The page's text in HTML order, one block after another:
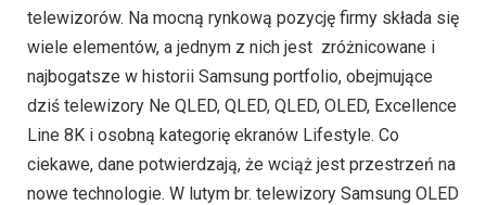
telewizorów. Na mocną rynkową pozycję firmy składa się
wiele elementów, a jednym z nich jest zróżnicowane i
najbogatsze w historii Samsung portfolio, obejmujące
dziś telewizory Ne QLED, QLED, QLED, OLED, Excellence
Line 8K i osobną kategorię ekranów Lifestyle. Co
ciekawe, dane potwierdzają, że wciąż jest przestrzeń na
nowe technologie. W lutym br. telewizory Samsung OLED